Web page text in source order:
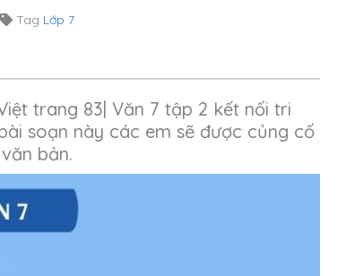
Tag Lớp 7
trang 83| Văn 7 tập 2 kết nối tri
soạn này các em sẽ được củng cố
bản.